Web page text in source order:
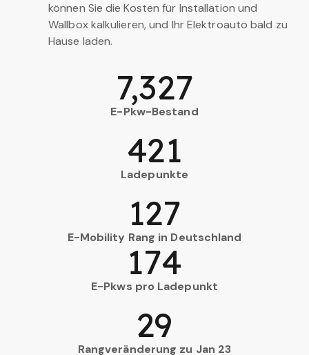
können Sie die Kosten für Installation und
Wallbox kalkulieren, und Ihr Elektroauto bald zu
Hause laden.
E-Pkw-Bestand
7,327
Ladepunkte
421
E-Mobility Rang in Deutschland
127
E-Pkws pro Ladepunkt
174
Rangveränderung zu Jan 23
29